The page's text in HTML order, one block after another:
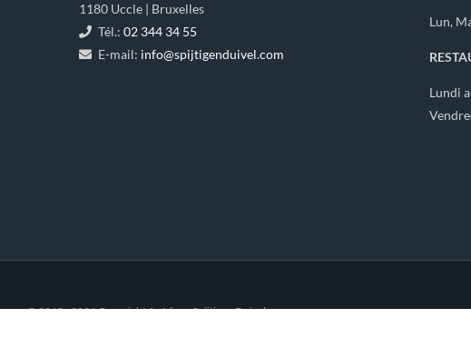
1180 Uccle | Bruxelles
Tél.: 02 344 34 55
E-mail: info@spijtigenduivel.com
Lun,
Lundi
© 2018 - 2026 Copyright Au Vieux Spijtigen Duivel.